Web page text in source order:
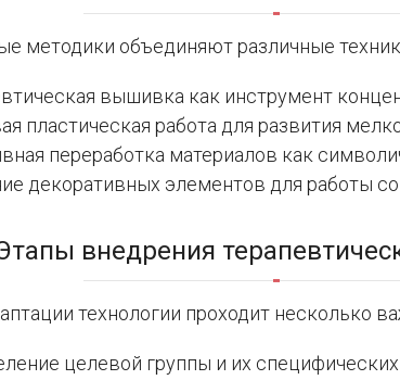
методики объединяют различные
вышивка как инструмент
пластическая работа для развития
переработка материалов как
декоративных элементов для работы со
внедрения
технологии проходит несколько
целевой группы и их специфических